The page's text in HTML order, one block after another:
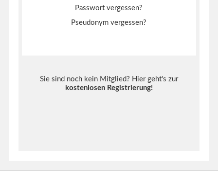
Passwort vergessen?
Pseudonym vergessen?
Sie sind noch kein Mitglied? Hier geht's zur
kostenlosen Registrierung!